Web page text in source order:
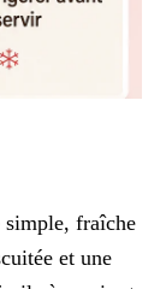
simple, fraîche
et une